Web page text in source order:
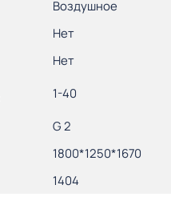
Воздушное
Нет
Нет
1-40
G 2
1800*1250*1670
1404